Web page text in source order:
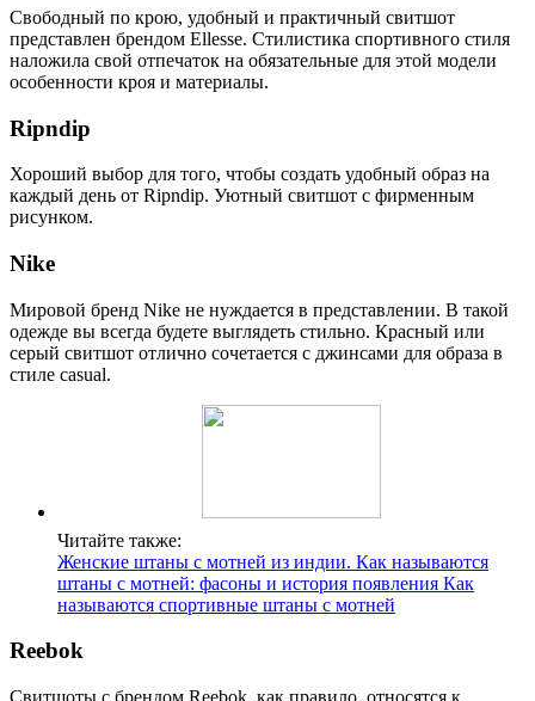
Свободный по крою, удобный и практичный свитшот
представлен брендом Ellesse. Стилистика спортивного стиля
наложила свой отпечаток на обязательные для этой модели
особенности кроя и материалы.
Ripndip
Хороший выбор для того, чтобы создать удобный образ на
каждый день от Ripndip. Уютный свитшот с фирменным
рисунком.
Nike
Мировой бренд Nike не нуждается в представлении. В такой
одежде вы всегда будете выглядеть стильно. Красный или
серый свитшот отлично сочетается с джинсами для образа в
стиле casual.
Читайте также:
Женские штаны с мотней из индии. Как называются
штаны с мотней: фасоны и история появления Как
называются спортивные штаны с мотней
Reebok